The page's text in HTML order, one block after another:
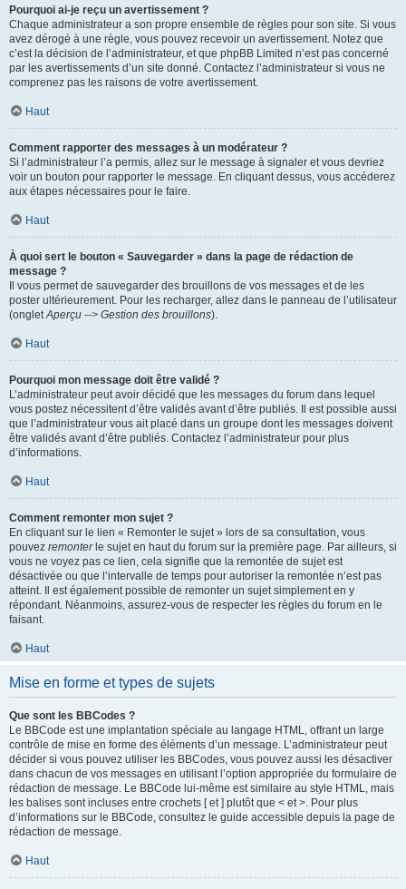
Pourquoi ai-je reçu un avertissement ?
Chaque administrateur a son propre ensemble de règles pour son site. Si vous
avez dérogé à une règle, vous pouvez recevoir un avertissement. Notez que
c’est la décision de l’administrateur, et que phpBB Limited n’est pas concerné
par les avertissements d’un site donné. Contactez l’administrateur si vous ne
comprenez pas les raisons de votre avertissement.
Haut
Comment rapporter des messages à un modérateur ?
Si l’administrateur l’a permis, allez sur le message à signaler et vous devriez
voir un bouton pour rapporter le message. En cliquant dessus, vous accéderez
aux étapes nécessaires pour le faire.
Haut
À quoi sert le bouton « Sauvegarder » dans la page de rédaction de
message ?
Il vous permet de sauvegarder des brouillons de vos messages et de les
poster ultérieurement. Pour les recharger, allez dans le panneau de l’utilisateur
(ongletAperçu --> Gestion des brouillons).
Haut
Pourquoi mon message doit être validé ?
L’administrateur peut avoir décidé que les messages du forum dans lequel
vous postez nécessitent d’être validés avant d’être publiés. Il est possible aussi
que l’administrateur vous ait placé dans un groupe dont les messages doivent
être validés avant d’être publiés. Contactez l’administrateur pour plus
d’informations.
Haut
Comment remonter mon sujet ?
En cliquant sur le lien « Remonter le sujet » lors de sa consultation, vous
pouvez remonterle sujet en haut du forum sur la première page. Par ailleurs, si
vous ne voyez pas ce lien, cela signifie que la remontée de sujet est
désactivée ou que l’intervalle de temps pour autoriser la remontée n’est pas
atteint. Il est également possible de remonter un sujet simplement en y
répondant. Néanmoins, assurez-vous de respecter les règles du forum en le
faisant.
Haut
Mise en forme et types de sujets
Que sont les BBCodes ?
Le BBCode est une implantation spéciale au langage HTML, offrant un large
contrôle de mise en forme des éléments d’un message. L’administrateur peut
décider si vous pouvez utiliser les BBCodes, vous pouvez aussi les désactiver
dans chacun de vos messages en utilisant l’option appropriée du formulaire de
rédaction de message. Le BBCode lui-même est similaire au style HTML, mais
les balises sont incluses entre crochets [ et ] plutôt que < et >. Pour plus
d’informations sur le BBCode, consultez le guide accessible depuis la page de
rédaction de message.
Haut